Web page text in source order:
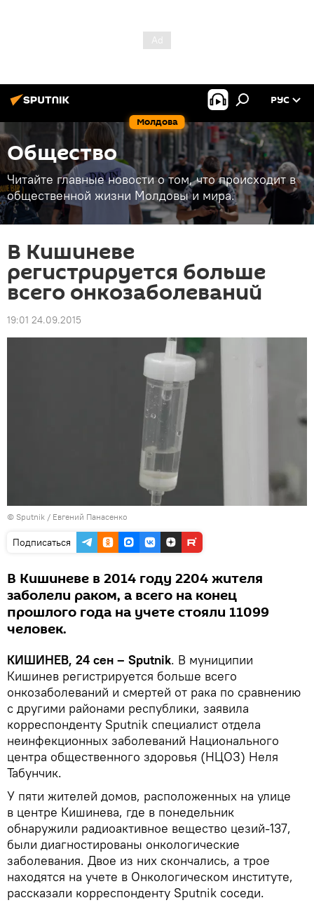
Молдова
РУС
Общество
Читайте главные новости о том, что происходит в
общественной жизни Молдовы и мира.
В Кишиневе
регистрируется больше
всего онкозаболеваний
19:01 24.09.2015
© Sputnik / Евгений Панасенко
Подписаться
В Кишиневе в 2014 году 2204 жителя
заболели раком, а всего на конец
прошлого года на учете стояли 11099
человек.
КИШИНЕВ, 24 сен – Sputnik. В муниципии
Кишинев регистрируется больше всего
онкозаболеваний и смертей от рака по сравнению
с другими районами республики, заявила
корреспонденту Sputnik специалист отдела
неинфекционных заболеваний Национального
центра общественного здоровья (НЦОЗ) Неля
Табунчик.
У пяти жителей домов, расположенных на улице
в центре Кишинева, где в понедельник
обнаружили радиоактивное вещество цезий-137,
были диагностированы онкологические
заболевания. Двое из них скончались, а трое
находятся на учете в Онкологическом институте,
рассказали корреспонденту Sputnik соседи.